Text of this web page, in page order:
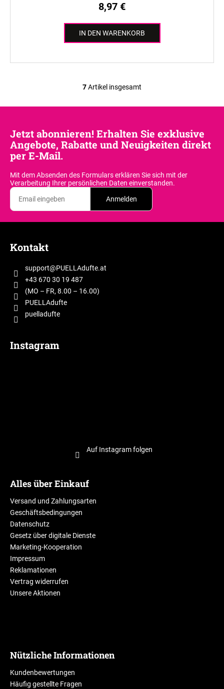
8,97 €
IN DEN WARENKORB
S
e
r
e
m
e
n
t
7Artikel insgesamt
Jetzt abonnieren! Erhalten Sie exklusive
Angebote, Rabatte und Neuigkeiten direkt
per E-Mail.
Mit dem Absenden des Formulars erklären Sie sich mit der
Verarbeitung Ihrer persönlichen Daten einverstanden.
Anmelden
Kontakt
support@PUELLAdufte.at
+43 670 30 19 487
(MO – FR, 8.00 – 16.00)
PUELLAdufte
puelladufte
Instagram
Auf Instagram folgen
Alles über Einkauf
Versand und Zahlungsarten
Geschäftsbedingungen
Datenschutz
Gesetz über digitale Dienste
Marketing-Kooperation
Impressum
Reklamationen
Vertrag widerrufen
Unsere Aktionen
Nützliche Informationen
Kundenbewertungen
Häufig gestellte Fragen